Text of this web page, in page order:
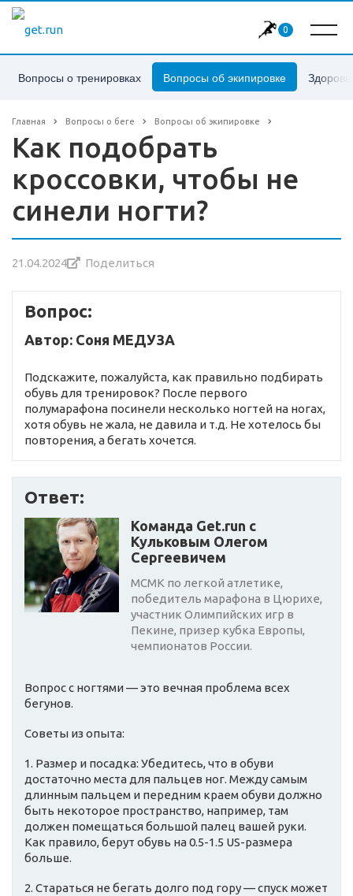
0
Вопросы о тренировках Вопросы об экипировке
Главная Вопросы о беге Вопросы об экипировке
Как подобрать
кроссовки, чтобы не
синели ногти?
21.04.2024 Поделиться
Вопрос:
Автор: Соня МЕДУЗА
Подскажите, пожалуйста, как правильно подбирать
обувь для тренировок? После первого
полумарафона посинели несколько ногтей на ногах,
хотя обувь не жала, не давила и т.д. Не хотелось бы
повторения, а бегать хочется.
Ответ:
Команда Get.run с
Кульковым Олегом
Сергеевичем
МСМК по легкой атлетике,
победитель марафона в Цюрихе,
участник Олимпийских игр в
Пекине, призер кубка Европы,
чемпионатов России.
Вопрос с ногтями — это вечная проблема всех
бегунов.
Советы из опыта:
1. Размер и посадка: Убедитесь, что в обуви
достаточно места для пальцев ног. Между самым
длинным пальцем и передним краем обуви должно
быть некоторое пространство, например, там
должен помещаться большой палец вашей руки.
Как правило, берут обувь на 0.5-1.5 US-размера
больше.
2. Стараться не бегать долго под гору — спуск может